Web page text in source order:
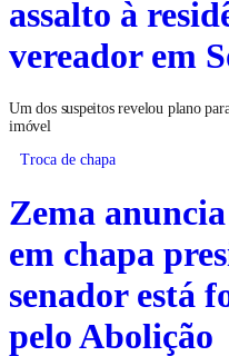
assalto à
vereador em
Um dos suspeitos revelou plano
imóvel
Troca de chapa
Zema
em chapa
senador está
pelo Abolição